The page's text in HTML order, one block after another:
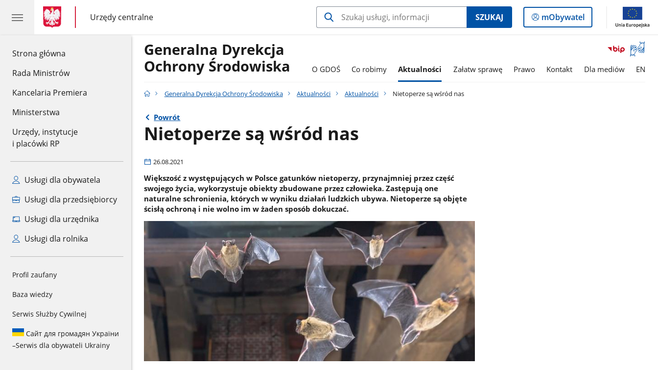
Strona główna
Rada Ministrów
Kancelaria Premiera
Ministerstwa
Urzędy, instytucje
i placówki RP
Usługi dla obywatela
Usługi dla przedsiębiorcy
Usługi dla urzędnika
Usługi dla rolnika
Profil zaufany
Baza wiedzy
Serwis Służby Cywilnej
Сайт для громадян України
–Serwis dla obywateli Ukrainy
gov.pl
gov.pl
Urzędy centralne
gov.pl
Urzędy
centralne
SZUKAJ
Logowanie
do
mObywatel
Otwórz
okno
Generalna Dyrekcja
Ochrony Środowiska
O GDOŚ Co robimy Aktualności Załatw sprawę Prawo Kontakt Dla mediów EN
Generalna Dyrekcja Ochrony Środowiska Aktualności Aktualności Nietoperze są wśród nas
Powrót
Nietoperze są wśród nas
26.08.2021
Większość z występujących w Polsce gatunków nietoperzy, przynajmniej przez część
swojego życia, wykorzystuje obiekty zbudowane przez człowieka. Zastępują one
naturalne schronienia, których w wyniku działań ludzkich ubywa. Nietoperze są objęte
ścisłą ochroną i nie wolno im w żaden sposób dokuczać.